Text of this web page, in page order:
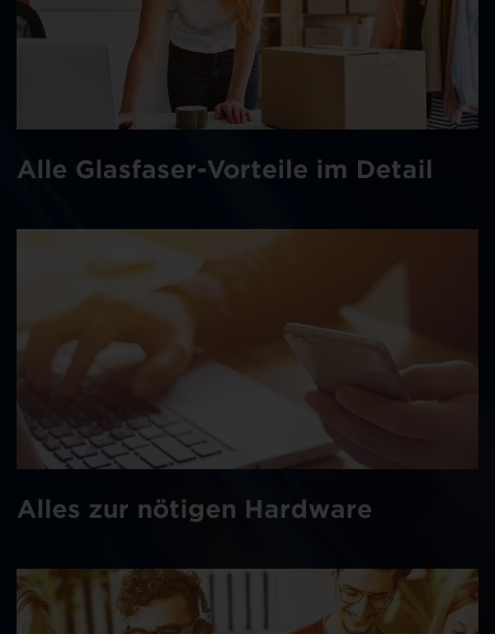
Alle Glasfaser-Vorteile im Detail
Alles zur nötigen Hardware